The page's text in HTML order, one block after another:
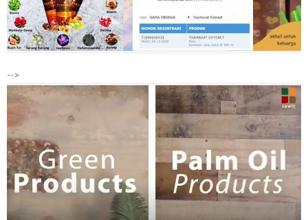
-->